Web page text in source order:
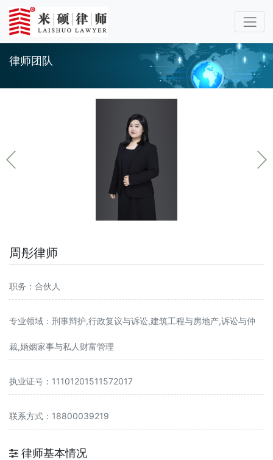
律师团队
周彤律师
职务：合伙人
专业领域：刑事辩护,行政复议与诉讼,建筑工程与房地产,诉讼与仲
裁,婚姻家事与私人财富管理
执业证号：11101201511572017
联系方式：18800039219
律师基本情况